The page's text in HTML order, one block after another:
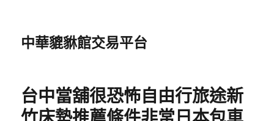
中華貔貅館交易平台
台中當舖很恐怖自由行旅途新